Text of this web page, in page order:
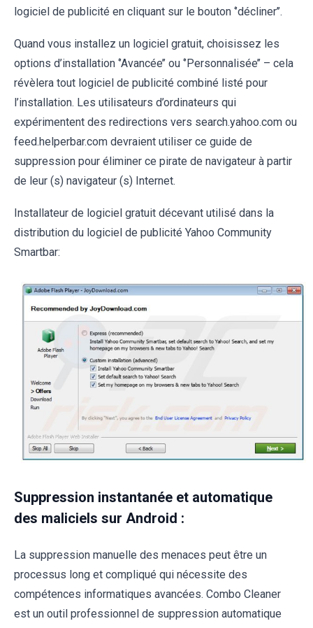
logiciel de publicité en cliquant sur le bouton ‘’décliner’’.
Quand vous installez un logiciel gratuit, choisissez les
options d’installation ‘’Avancée’’ ou ‘’Personnalisée’’ – cela
révèlera tout logiciel de publicité combiné listé pour
l’installation. Les utilisateurs d’ordinateurs qui
expérimentent des redirections vers search.yahoo.com ou
feed.helperbar.com devraient utiliser ce guide de
suppression pour éliminer ce pirate de navigateur à partir
de leur (s) navigateur (s) Internet.
Installateur de logiciel gratuit décevant utilisé dans la
distribution du logiciel de publicité Yahoo Community
Smartbar:
Suppression instantanée et automatique
des maliciels sur Android :
La suppression manuelle des menaces peut être un
processus long et compliqué qui nécessite des
compétences informatiques avancées. Combo Cleaner
est un outil professionnel de suppression automatique